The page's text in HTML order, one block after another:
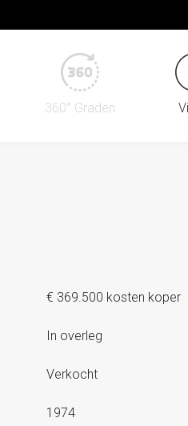
360° Graden
€ 369.500 kosten koper
In overleg
Verkocht
1974